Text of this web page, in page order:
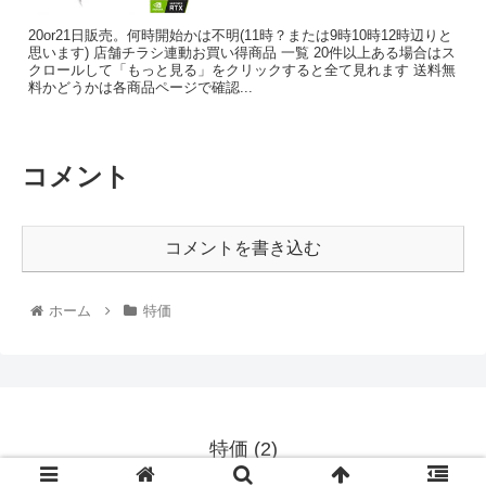
20or21日販売。何時開始かは不明(11時？または9時10時12時辺りと
思います) 店舗チラシ連動お買い得商品 一覧 20件以上ある場合はス
クロールして「もっと見る」をクリックすると全て見れます 送料無
料かどうかは各商品ページで確認...
コメント
コメントを書き込む
ホーム 特価
特価 (2)
© 2020 特価 (2).